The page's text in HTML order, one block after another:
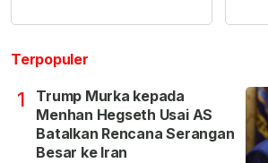
Terpopuler
1
Trump Murka kepada
Menhan Hegseth Usai AS
Batalkan Rencana Serangan
Besar ke Iran